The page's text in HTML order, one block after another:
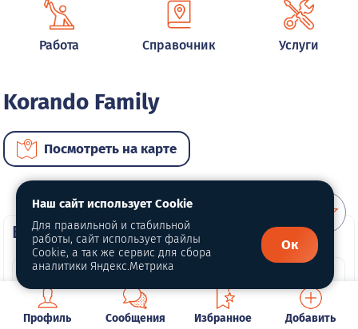
Работа Справочник Услуги
Korando Family
Посмотреть на карте
ВИП автомобили
Профиль Сообщения Избранное Добавить
Наш сайт использует Cookie
Для правильной и стабильной
работы, сайт использует файлы
Cookie, а так же сервис для сбора
аналитики Яндекс.Метрика
Ок